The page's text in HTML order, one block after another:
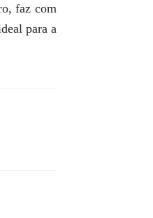
faz com
para a